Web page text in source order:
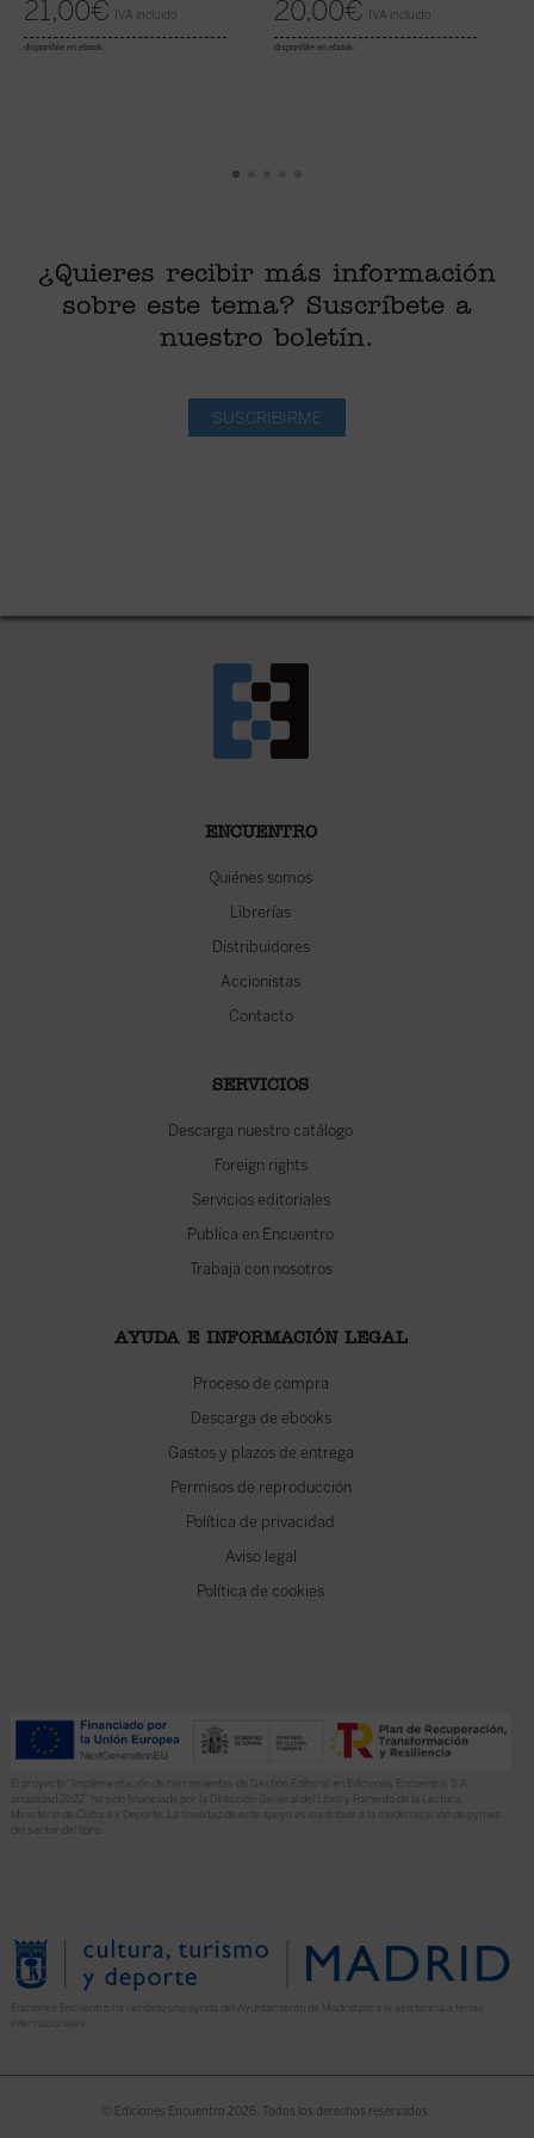
21,00€ IVA incluido
disponible en ebook:
20,00€ IVA incluido
disponible en ebook:
¿Quieres recibir más información
sobre este tema? Suscríbete a
nuestro boletín.
SUSCRIBIRME
ENCUENTRO
Quiénes somos
Librerías
Distribuidores
Accionistas
Contacto
SERVICIOS
Descarga nuestro catálogo
Foreign rights
Servicios editoriales
Publica en Encuentro
Trabaja con nosotros
AYUDA E INFORMACIÓN LEGAL
Proceso de compra
Descarga de ebooks
Gastos y plazos de entrega
Permisos de reproducción
Política de privacidad
Aviso legal
Política de cookies
El proyecto “Implementación de herramientas de Gestión Editorial en Ediciones Encuentro, S.A.
anualidad 2022” ha sido financiado por la Dirección General del Libro y Fomento de la Lectura,
Ministerio de Cultura y Deporte. La finalidad de este apoyo es contribuir a la modernización de pymes
del sector del libro.
Ediciones Encuentro ha recibido una ayuda del Ayuntamiento de Madrid para la asistencia a ferias
© Ediciones Encuentro 2026. Todos los derechos reservados.